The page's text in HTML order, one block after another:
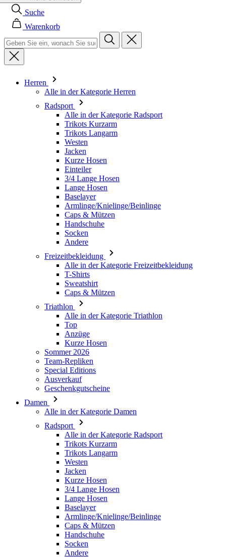
Suche
Warenkorb
Herren
Alle in der Kategorie Herren
Radsport
Alle in der Kategorie Radsport
Trikots Kurzarm
Trikots Langarm
Westen
Jacken
Kurze Hosen
Einteiler
3/4 Lange Hosen
Lange Hosen
Baselayer
Armlinge/Knielinge/Beinlinge
Caps & Mützen
Handschuhe
Socken
Andere
Freizeitbekleidung
Alle in der Kategorie Freizeitbekleidung
T-Shirts
Sweatshirt
Caps & Mützen
Triathlon
Alle in der Kategorie Triathlon
Top
Anzüge
Kurze Hosen
Sommer 2026
Team-Repliken
Special Editions
Ausverkauf
Geschenkgutscheine
Damen
Alle in der Kategorie Damen
Radsport
Alle in der Kategorie Radsport
Trikots Kurzarm
Trikots Langarm
Westen
Jacken
Kurze Hosen
3/4 Lange Hosen
Lange Hosen
Baselayer
Armlinge/Knielinge/Beinlinge
Caps & Mützen
Handschuhe
Socken
Andere